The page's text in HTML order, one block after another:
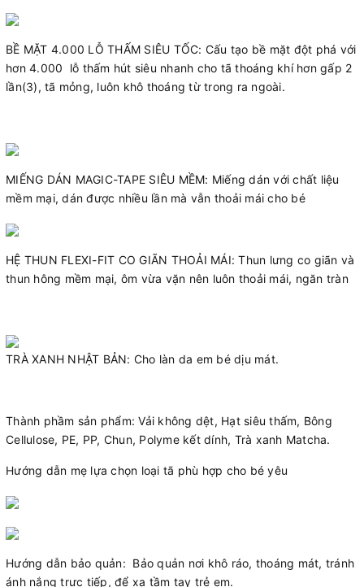
BỀ MẶT 4.000 LỖ THẤM SIÊU TỐC: Cấu tạo bề mặt đột phá với
hơn 4.000 lỗ thấm hút siêu nhanh cho tã thoáng khí hơn gấp 2
lần(3), tã mỏng, luôn khô thoáng từ trong ra ngoài.
MIẾNG DÁN MAGIC-TAPE SIÊU MỀM: Miếng dán với chất liệu
mềm mại, dán được nhiều lần mà vẫn thoải mái cho bé
HỆ THUN FLEXI-FIT CO GIÃN THOẢI MÁI: Thun lưng co giãn và
thun hông mềm mại, ôm vừa vặn nên luôn thoải mái, ngăn tràn
TRÀ XANH NHẬT BẢN: Cho làn da em bé dịu mát.
Thành phầm sản phẩm: Vải không dệt, Hạt siêu thấm, Bông
Cellulose, PE, PP, Chun, Polyme kết dính, Trà xanh Matcha.
Hướng dẫn mẹ lựa chọn loại tã phù hợp cho bé yêu
Hướng dẫn bảo quản: Bảo quản nơi khô ráo, thoáng mát, tránh
ánh nắng trực tiếp, để xa tầm tay trẻ em.